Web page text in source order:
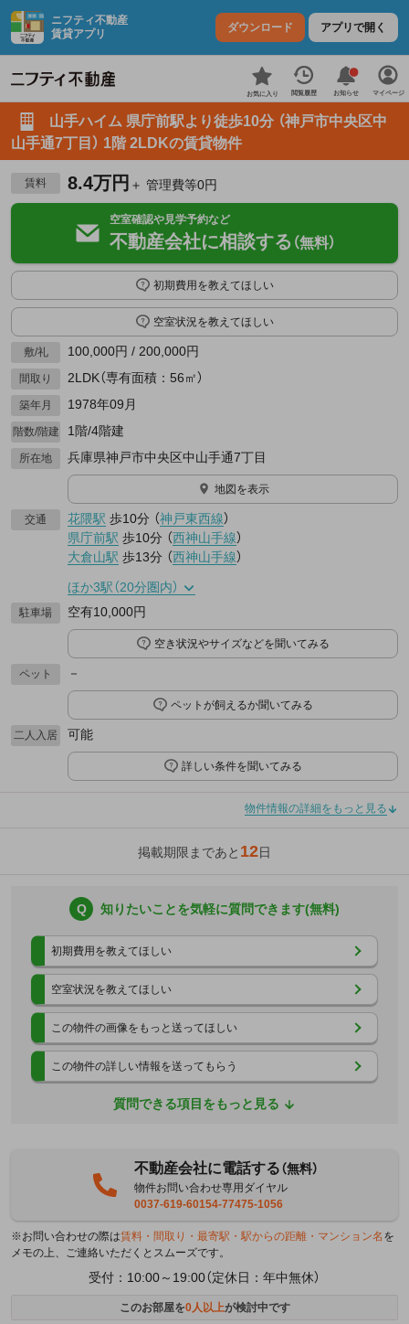
ニフティ不動産
賃貸アプリ
ダウンロード アプリで開く
お気に入り 閲覧履歴 お知らせ マイページ
山手ハイム 県庁前駅より徒歩10分 （神戸市中央区中
山手通7丁目） 1階 2LDKの賃貸物件
賃料 8.4万円 ＋ 管理費等0円
空室確認や見学予約など
不動産会社に相談する （無料）
初期費用を教えてほしい
空室状況を教えてほしい
敷/礼 100,000円 / 200,000円
間取り 2LDK（専有面積：56㎡）
築年月 1978年09月
階数/階建 1階/4階建
所在地 兵庫県神戸市中央区中山手通7丁目
地図を表示
交通 花隈駅 歩10分 （神戸東西線）
県庁前駅 歩10分 （西神山手線）
大倉山駅 歩13分 （西神山手線）
ほか3駅（20分圏内）
駐車場 空有10,000円
空き状況やサイズなどを聞いてみる
ペット －
ペットが飼えるか聞いてみる
二人入居 可能
詳しい条件を聞いてみる
物件情報の詳細をもっと見る
掲載期限まであと 12日
Q 知りたいことを気軽に質問できます(無料)
初期費用を教えてほしい
空室状況を教えてほしい
この物件の画像をもっと送ってほしい
この物件の詳しい情報を送ってもらう
質問できる項目をもっと見る
不動産会社に電話する（無料）
物件お問い合わせ専用ダイヤル
0037-619-60154-77475-1056
※お問い合わせの際は賃料・間取り・最寄駅・駅からの距離・マンション名 を
メモの上、ご連絡いただくとスムーズです。
受付：10:00～19:00（定休日：年中無休）
このお部屋を0人以上が検討中です